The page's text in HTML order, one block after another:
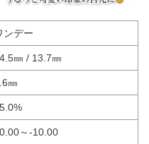
ンデー
㎜ / 13.7㎜
㎜
～-10.00